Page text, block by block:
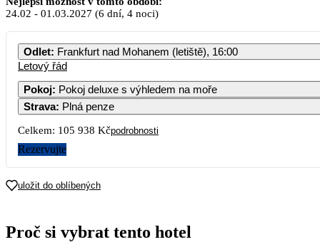
PO ÚT ST ČT PÁ
66 859 69 949 53 769 70 089 55 819
24.02 - 01.03.2027 (6 dní, 4 noci)
Odlet: Frankfurt nad Mohanem (letiště), 16:00
Letový řád
Pokoj:
Pokoj deluxe s výhledem na moře
Strava: Plná penze
Celkem: 105 938 Kčpodrobnosti
Rezervujte
uložit do oblíbených
Proč si vybrat tento hotel